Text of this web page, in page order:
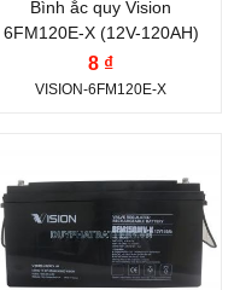
(Deep-Cycle Flooded)
Vị trí cọc: Cọc nằm
ngang N
Bình ắc quy Vision
6FM120E-X (12V-120AH)
8 ₫
VISION-6FM120E-X
VISION
Điện thế (V):12 V
Dung lượng (Ah):150